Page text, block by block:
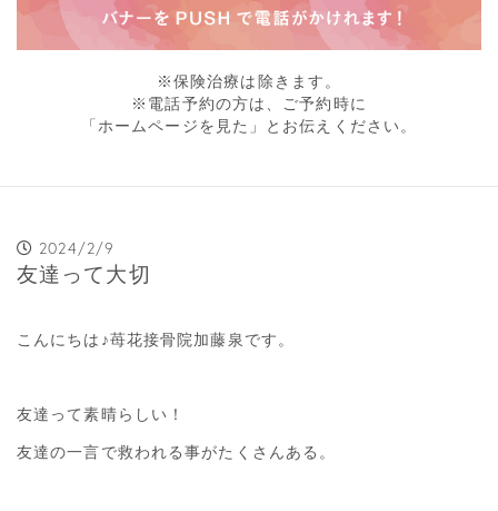
※保険治療は除きます。
※電話予約の方は、ご予約時に
「ホームページを見た」とお伝えください。
2024/2/9
友達って大切
こんにちは♪苺花接骨院加藤泉です。
友達って素晴らしい！
友達の一言で救われる事がたくさんある。